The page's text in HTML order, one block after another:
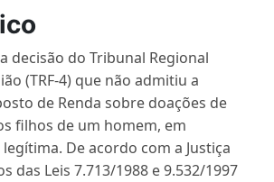
decisão do Tribunal Regional
(TRF-4) que não admitiu a
de Renda sobre doações de
filhos de um homem, em
De acordo com a Justiça
das Leis 7.713/1988 e 9.532/1997